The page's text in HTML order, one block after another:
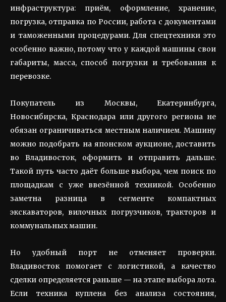
инфраструктура: приём, оформление, хранение,
погрузка, отправка по России, работа с документами
и таможенными процедурами. Для спецтехники это
особенно важно, потому что у каждой машины свои
габариты, масса, способ погрузки и требования к
перевозке.
Покупатель из Москвы, Екатеринбурга,
Новосибирска, Краснодара или другого региона не
обязан ограничиваться местным наличием. Машину
можно подобрать на японском аукционе, доставить
во Владивосток, оформить и отправить дальше.
Такой путь часто даёт больше выбора, чем поиск по
площадкам с уже ввезённой техникой. Особенно
заметна разница в сегменте компактных
экскаваторов, вилочных погрузчиков, тракторов и
коммунальных машин.
Но удобный порт не отменяет проверки.
Владивосток помогает с логистикой, а качество
сделки определяется раньше — на этапе выбора лота.
Если техника куплена без анализа состояния,